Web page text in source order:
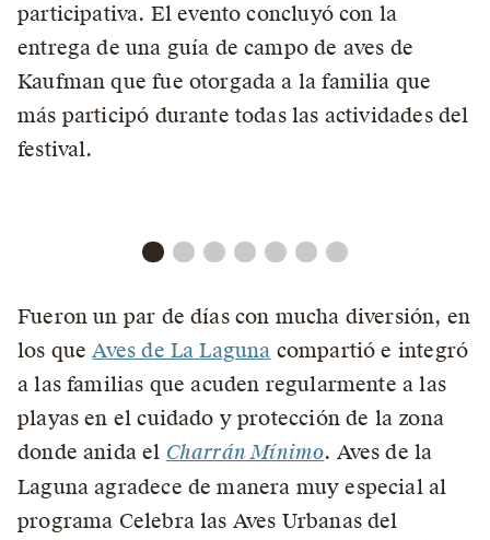
participativa. El evento concluyó con la
entrega de una guía de campo de aves de
Kaufman que fue otorgada a la familia que
más participó durante todas las actividades del
festival.
Fueron un par de días con mucha diversión, en
los queAves de La Laguna compartió e integró
a las familias que acuden regularmente a las
playas en el cuidado y protección de la zona
donde anida el Charrán Mínimo. Aves de la
Laguna agradece de manera muy especial al
programa Celebra las Aves Urbanas del